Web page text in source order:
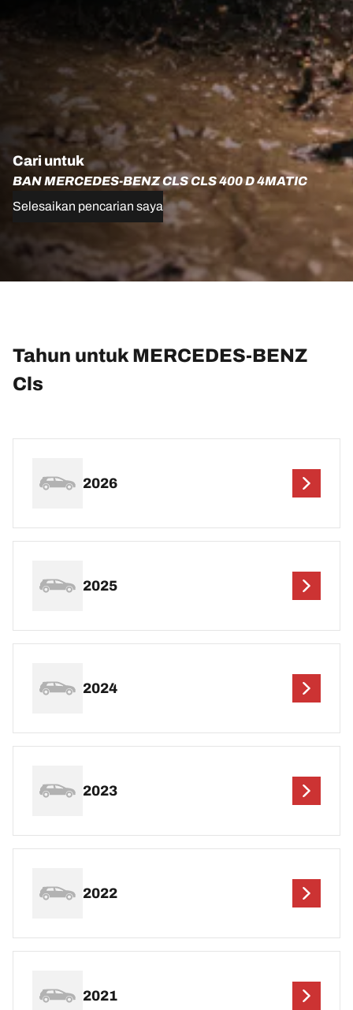
Cari untuk
BAN MERCEDES-BENZ CLS CLS 400 D 4MATIC
Selesaikan pencarian saya
Tahun untuk MERCEDES-BENZ
Cls
2026
2025
2024
2023
2022
2021